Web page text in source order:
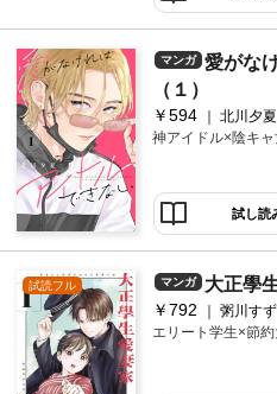
マンガ
愛がな
（１）
￥594
北川夕夏
神アイドル×陰キ
試し読
試読フル マンガ 大正學
￥792
粥川すず
エリート学生×節